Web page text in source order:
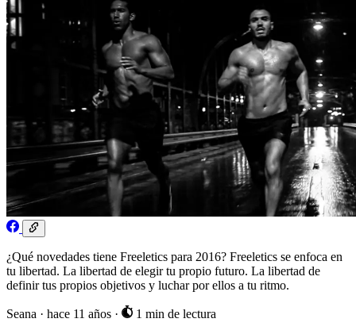
¿Qué novedades tiene Freeletics para 2016? Freeletics se enfoca en
tu libertad. La libertad de elegir tu propio futuro. La libertad de
definir tus propios objetivos y luchar por ellos a tu ritmo.
Seana · hace 11 años · 1 min de lectura